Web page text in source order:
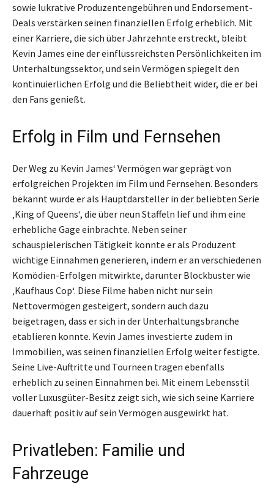
sowie lukrative Produzentengebühren und Endorsement-
Deals verstärken seinen finanziellen Erfolg erheblich. Mit
einer Karriere, die sich über Jahrzehnte erstreckt, bleibt
Kevin James eine der einflussreichsten Persönlichkeiten im
Unterhaltungssektor, und sein Vermögen spiegelt den
kontinuierlichen Erfolg und die Beliebtheit wider, die er bei
den Fans genießt.
Erfolg in Film und Fernsehen
Der Weg zu Kevin James‘ Vermögen war geprägt von
erfolgreichen Projekten im Film und Fernsehen. Besonders
bekannt wurde er als Hauptdarsteller in der beliebten Serie
‚King of Queens‘, die über neun Staffeln lief und ihm eine
erhebliche Gage einbrachte. Neben seiner
schauspielerischen Tätigkeit konnte er als Produzent
wichtige Einnahmen generieren, indem er an verschiedenen
Komödien-Erfolgen mitwirkte, darunter Blockbuster wie
‚Kaufhaus Cop‘. Diese Filme haben nicht nur sein
Nettovermögen gesteigert, sondern auch dazu
beigetragen, dass er sich in der Unterhaltungsbranche
etablieren konnte. Kevin James investierte zudem in
Immobilien, was seinen finanziellen Erfolg weiter festigte.
Seine Live-Auftritte und Tourneen tragen ebenfalls
erheblich zu seinen Einnahmen bei. Mit einem Lebensstil
voller Luxusgüter-Besitz zeigt sich, wie sich seine Karriere
dauerhaft positiv auf sein Vermögen ausgewirkt hat.
Privatleben: Familie und
Fahrzeuge